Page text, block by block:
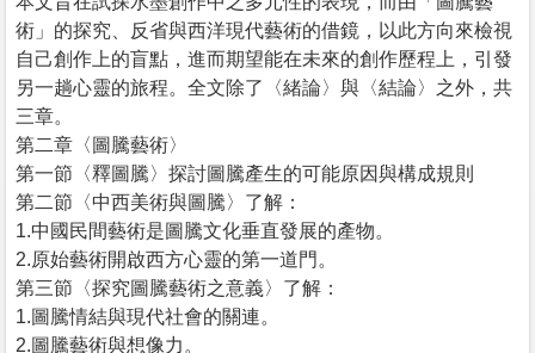
術」的探究、反省與西洋現代藝術的借鏡，以此方向來檢視
自己創作上的盲點，進而期望能在未來的創作歷程上，引發
另一趟心靈的旅程。全文除了〈緒論〉與〈結論〉之外，共
三章。
第二章〈圖騰藝術〉
第一節〈釋圖騰〉探討圖騰產生的可能原因與構成規則
第二節〈中西美術與圖騰〉了解：
1.中國民間藝術是圖騰文化垂直發展的產物。
2.原始藝術開啟西方心靈的第一道門。
第三節〈探究圖騰藝術之意義〉了解：
1.圖騰情結與現代社會的關連。
2.圖騰藝術與想像力。